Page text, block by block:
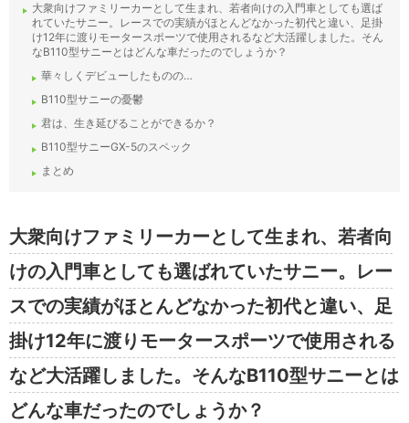
大衆向けファミリーカーとして生まれ、若者向けの入門車としても選ば
れていたサニー。レースでの実績がほとんどなかった初代と違い、足掛
け12年に渡りモータースポーツで使用されるなど大活躍しました。そん
なB110型サニーとはどんな車だったのでしょうか？
華々しくデビューしたものの…
B110型サニーの憂鬱
君は、生き延びることができるか？
B110型サニーGX-5のスペック
まとめ
大衆向けファミリーカーとして生まれ、若者向
けの入門車としても選ばれていたサニー。レー
スでの実績がほとんどなかった初代と違い、足
掛け12年に渡りモータースポーツで使用される
など大活躍しました。そんなB110型サニーとは
どんな車だったのでしょうか？